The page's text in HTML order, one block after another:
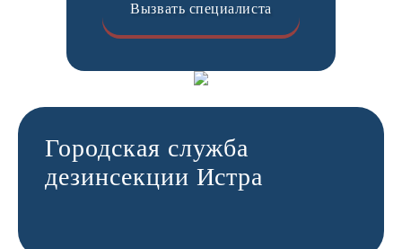
Вызвать специалиста
Городская служба
дезинсекции Истра